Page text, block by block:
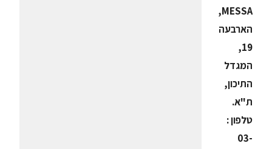
MESSA,
הארבעה
19,
המגדל
התיכון,
ת"א.
טלפון :
03-